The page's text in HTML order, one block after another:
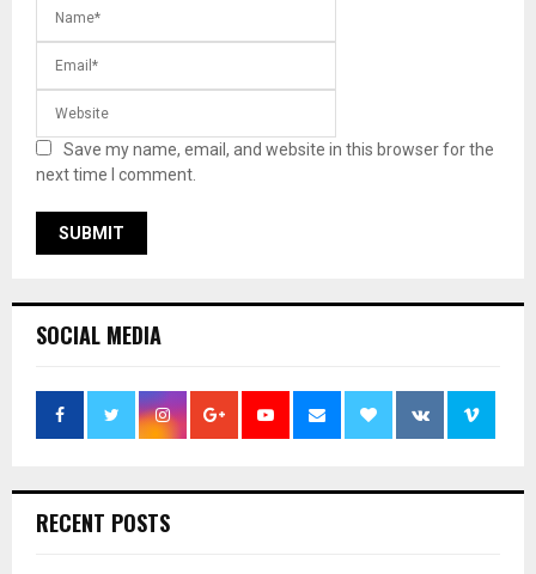
Save my name, email, and website in this browser for the
next time I comment.
SOCIAL MEDIA
RECENT POSTS